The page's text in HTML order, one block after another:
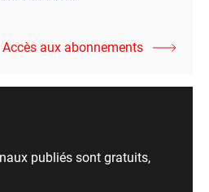
Accès aux abonnements
publiés sont gratuits,